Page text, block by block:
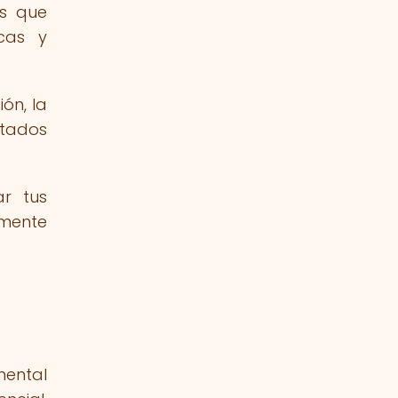
que
y
la
tus